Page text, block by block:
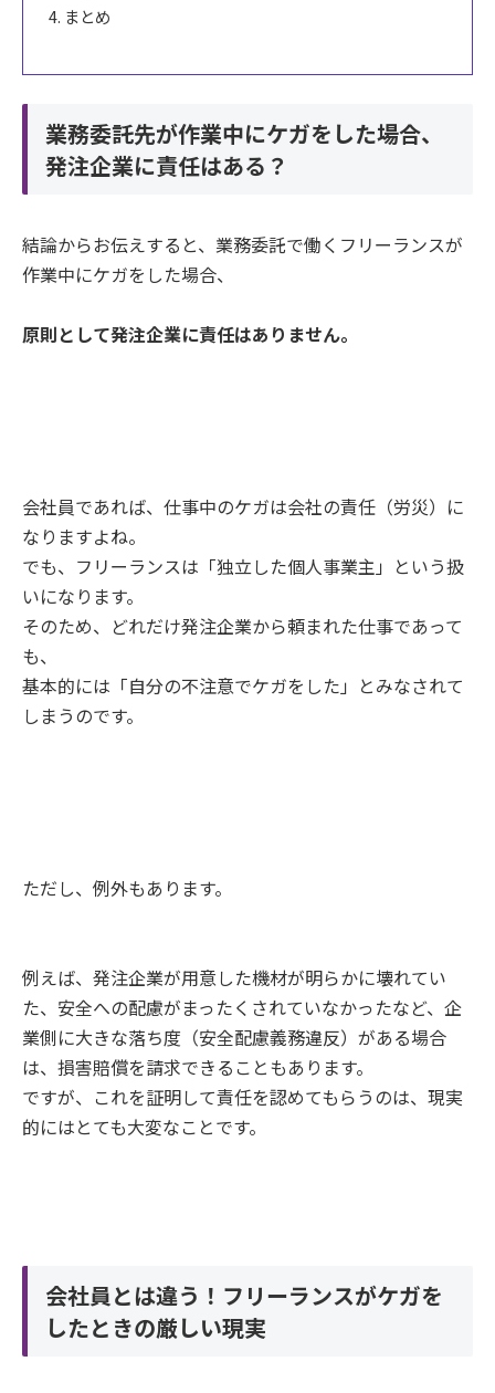
まとめ
業務委託先が作業中にケガをした場合、
発注企業に責任はある？
結論からお伝えすると、業務委託で働くフリーランスが
作業中にケガをした場合、
原則として発注企業に責任はありません。
会社員であれば、仕事中のケガは会社の責任（労災）に
なりますよね。
でも、フリーランスは「独立した個人事業主」という扱
いになります。
そのため、どれだけ発注企業から頼まれた仕事であって
も、
基本的には「自分の不注意でケガをした」とみなされて
しまうのです。
ただし、例外もあります。
例えば、発注企業が用意した機材が明らかに壊れてい
た、安全への配慮がまったくされていなかったなど、企
業側に大きな落ち度（安全配慮義務違反）がある場合
は、損害賠償を請求できることもあります。
ですが、これを証明して責任を認めてもらうのは、現実
的にはとても大変なことです。
会社員とは違う！フリーランスがケガを
したときの厳しい現実